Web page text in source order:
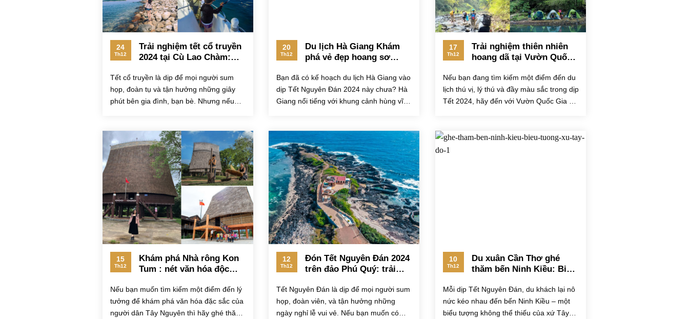
24
Th12
Trải nghiệm tết cổ truyền
2024 tại Cù Lao Chàm:
Tết cổ truyền là dịp để mọi người sum
họp, đoàn tụ và tận hưởng những giây
phút bên gia đình, bạn bè. Nhưng nếu
20
Th12
Du lịch Hà Giang Khám
phá vẻ đẹp hoang sơ
xuân
Bạn đã có kế hoạch du lịch Hà Giang vào
dịp Tết Nguyên Đán 2024 này chưa? Hà
Giang nổi tiếng với khung cảnh hùng vĩ
17
Th12
Trải nghiệm thiên nhiên
hoang dã tại Vườn Quốc
Tết 2024
Nếu bạn đang tìm kiếm một điểm đến du
lịch thú vị, lý thú và đầy màu sắc trong dịp
Tết 2024, hãy đến với Vườn Quốc Gia Bù
15
Th12
Khám phá Nhà rông Kon
Tum : nét văn hóa độc
trong mùa xuân 2024
Nếu bạn muốn tìm kiếm một điểm đến lý
tưởng để khám phá văn hóa đặc sắc của
người dân Tây Nguyên thì hãy ghé thăm
12
Th12
Đón Tết Nguyên Đán 2024
trên đảo Phú Quý: trải
Tết Nguyên Đán là dịp để mọi người sum
họp, đoàn viên, và tận hưởng những
ngày nghỉ lễ vui vẻ. Nếu bạn muốn có
10
Th12
Du xuân Cần Thơ ghé
thăm bến Ninh Kiều: Biểu
Mỗi dịp Tết Nguyên Đán, du khách lại nô
nức kéo nhau đến bến Ninh Kiều – một
biểu tượng không thể thiếu của xứ Tây